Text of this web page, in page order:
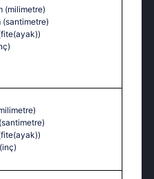
(milimetre)
(santimetre)
(santimetre)
(inç)